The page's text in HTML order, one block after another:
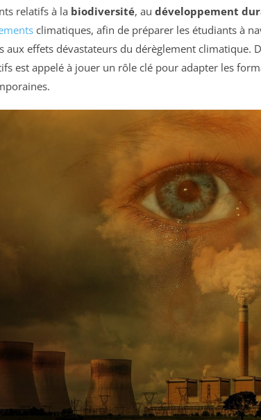
relatifs à la biodiversité, au développement
climatiques, afin de préparer les étudiants à
aux effets dévastateurs du dérèglement climatique.
est appelé à jouer un rôle clé pour adapter les